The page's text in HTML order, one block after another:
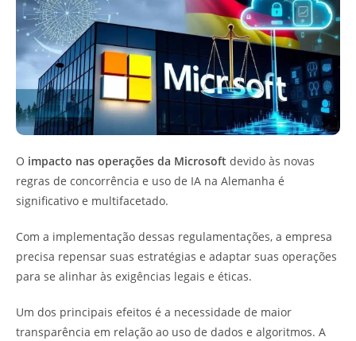
O impacto nas operações da Microsoft devido às novas
regras de concorrência e uso de IA na Alemanha é
significativo e multifacetado.
Com a implementação dessas regulamentações, a empresa
precisa repensar suas estratégias e adaptar suas operações
para se alinhar às exigências legais e éticas.
Um dos principais efeitos é a necessidade de maior
transparência em relação ao uso de dados e algoritmos. A